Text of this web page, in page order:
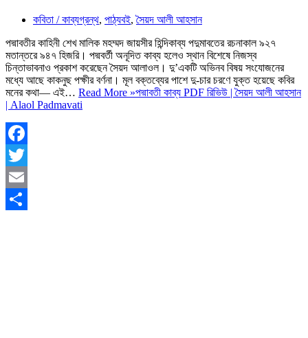
কবিতা / কাব্যগ্রন্থ, পাঠ্যবই,সৈয়দ আলী আহসান
পদ্মাবতীর কাহিনী শেখ মালিক মহম্মদ জায়সীর হিন্দিকাব্য পদুমাবতের রচনাকাল ৯২৭
মতান্তরে ৯৪৭ হিজরি। পদ্মবর্তী অনূদিত কাব্য হলেও স্থান বিশেষে নিজস্ব
চিন্তাভাবনাও প্রকাশ করেছেন সৈয়দ আলাওল। দু’একটি অভিনব বিষয় সংযোজনের
মধ্যে আছে কাকনুছ পক্ষীর বর্ণনা। মূল বক্তব্যের পাশে দু-চার চরণে যুক্ত হয়েছে কবির
মনের কথা— এই… Read More »পদ্মাবতী কাব্য PDF রিভিউ | সৈয়দ আলী আহসান
| Alaol Padmavati
Facebook
Twitter
Email